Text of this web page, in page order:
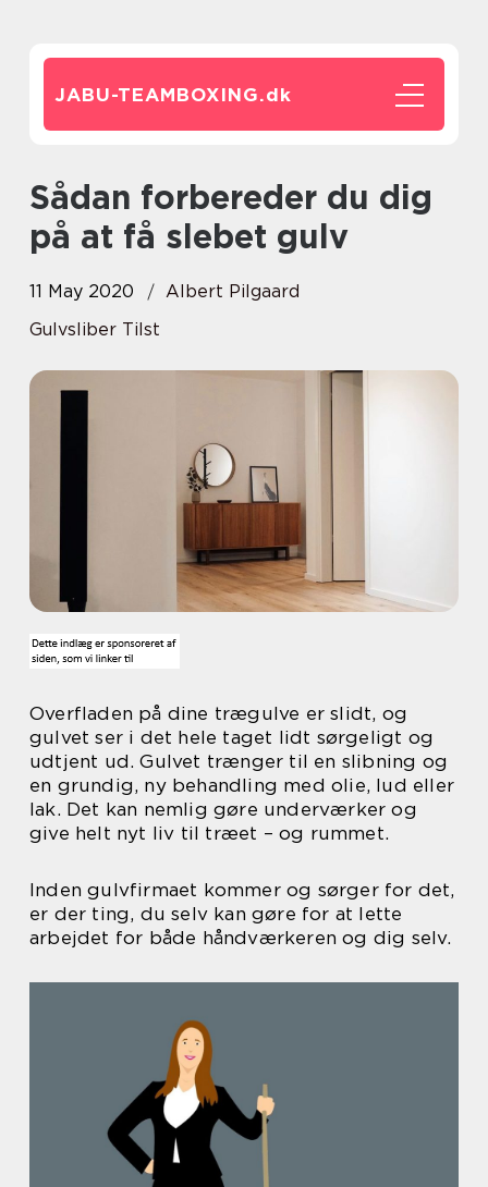
JABU-TEAMBOXING.dk
Sådan forbereder du dig
på at få slebet gulv
11 May 2020
Albert Pilgaard
Gulvsliber Tilst
Overfladen på dine trægulve er slidt, og
gulvet ser i det hele taget lidt sørgeligt og
udtjent ud. Gulvet trænger til en slibning og
en grundig, ny behandling med olie, lud eller
lak. Det kan nemlig gøre underværker og
give helt nyt liv til træet – og rummet.
Inden gulvfirmaet kommer og sørger for det,
er der ting, du selv kan gøre for at lette
arbejdet for både håndværkeren og dig selv.